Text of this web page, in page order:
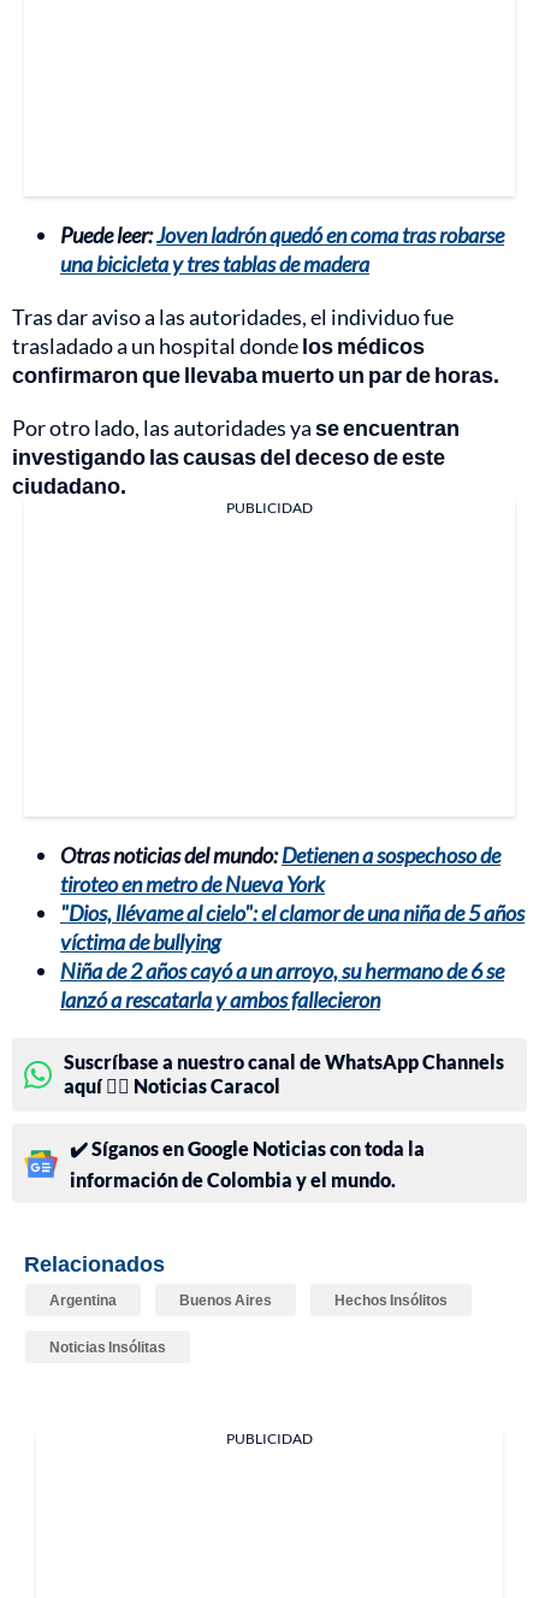
Puede leer:Joven ladrón quedó en coma tras robarse
una bicicleta y tres tablas de madera
Tras dar aviso a las autoridades, el individuo fue
trasladado a un hospital dondelos médicos
confirmaron que llevaba muerto un par de horas.
Por otro lado, las autoridades yase encuentran
investigando las causas del deceso de este
ciudadano.
PUBLICIDAD
Otras noticias del mundo:Detienen a sospechoso de
tiroteo en metro de Nueva York
"Dios, llévame al cielo": el clamor de una niña de 5 años
víctima de bullying
Niña de 2 años cayó a un arroyo, su hermano de 6 se
lanzó a rescatarla y ambos fallecieron
Suscríbase a nuestro canal de WhatsApp Channels
aquí 👉🏻 Noticias Caracol
✔️ Síganos en Google Noticias con toda la
información de Colombia y el mundo.
Relacionados
Argentina Buenos Aires Hechos Insólitos
Noticias Insólitas
PUBLICIDAD